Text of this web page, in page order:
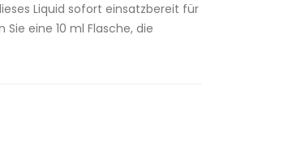
Liquid sofort einsatzbereit für
eine 10 ml Flasche, die